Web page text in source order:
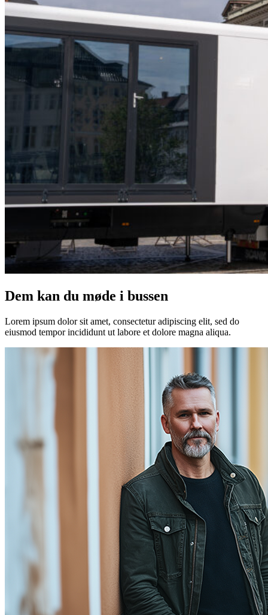
Dem kan du møde i bussen
Lorem ipsum dolor sit amet, consectetur adipiscing elit, sed do
eiusmod tempor incididunt ut labore et dolore magna aliqua.